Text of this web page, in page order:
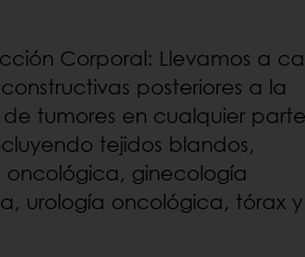
Corporal: Llevamos a
posteriores a la
tumores en cualquier
tejidos blandos,
ginecología
urología oncológica, tórax y